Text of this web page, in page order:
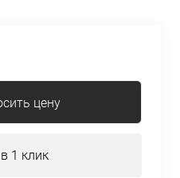
цену
1 клик